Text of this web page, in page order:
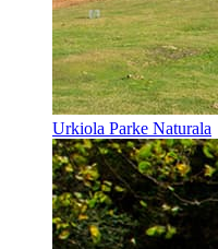
Urkiola Parke Naturala